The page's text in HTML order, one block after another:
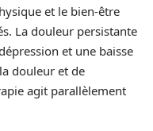
et le bien-être
La douleur persistante
et une baisse
douleur et de
agit parallèlement